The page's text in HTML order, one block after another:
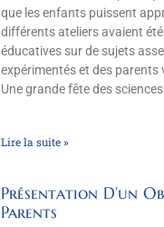
que les enfants puissent
différents ateliers avaient
éducatives sur de sujets
expérimentés et des
Une grande fête des
Lire la suite »
Présentation D’un
Parents